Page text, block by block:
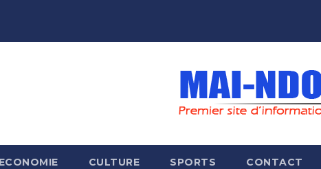
ECONOMIE CULTURE SPORTS CONTACT